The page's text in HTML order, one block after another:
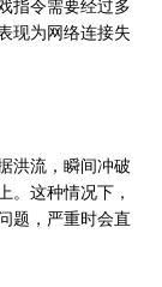
指令需要经过多
现为网络连接失
洪流，瞬间冲破
。这种情况下，
题，严重时会直